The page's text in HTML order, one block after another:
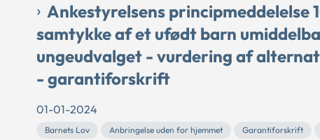
Ankestyrelsens principmeddelelse
samtykke af et ufødt barn
ungeudvalget - vurdering af
- garantiforskrift
01-01-2024
Barnets Lov Anbringelse uden for hjemmet Garantiforskrift